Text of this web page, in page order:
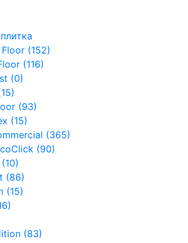
(152)
(116)
(0)
(93)
(15)
(365)
(90)
(86)
(15)
(83)